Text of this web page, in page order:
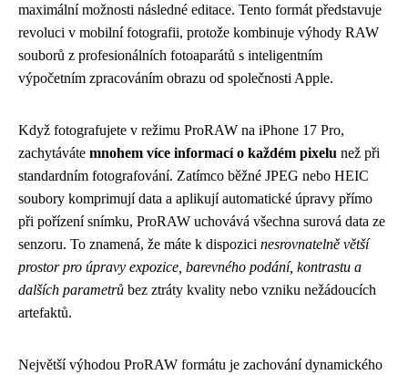
maximální možnosti následné editace. Tento formát představuje
revoluci v mobilní fotografii, protože kombinuje výhody RAW
souborů z profesionálních fotoaparátů s inteligentním
výpočetním zpracováním obrazu od společnosti Apple.
Když fotografujete v režimu ProRAW na iPhone 17 Pro,
zachytáváte mnohem více informací o každém pixelu než při
standardním fotografování. Zatímco běžné JPEG nebo HEIC
soubory komprimují data a aplikují automatické úpravy přímo
při pořízení snímku, ProRAW uchovává všechna surová data ze
senzoru. To znamená, že máte k dispozici nesrovnatelně větší
prostor pro úpravy expozice, barevného podání, kontrastu a
dalších parametrů bez ztráty kvality nebo vzniku nežádoucích
artefaktů.
Největší výhodou ProRAW formátu je zachování dynamického